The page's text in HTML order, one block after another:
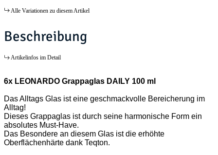
Alle Variationen zu diesem Artikel
Beschreibung
Artikelinfos im Detail
6x LEONARDO Grappaglas DAILY 100 ml
Das Alltags Glas ist eine geschmackvolle Bereicherung im
Alltag!
Dieses Grappaglas ist durch seine harmonische Form ein
absolutes Must-Have.
Das Besondere an diesem Glas ist die erhöhte
Oberflächenhärte dank Teqton.